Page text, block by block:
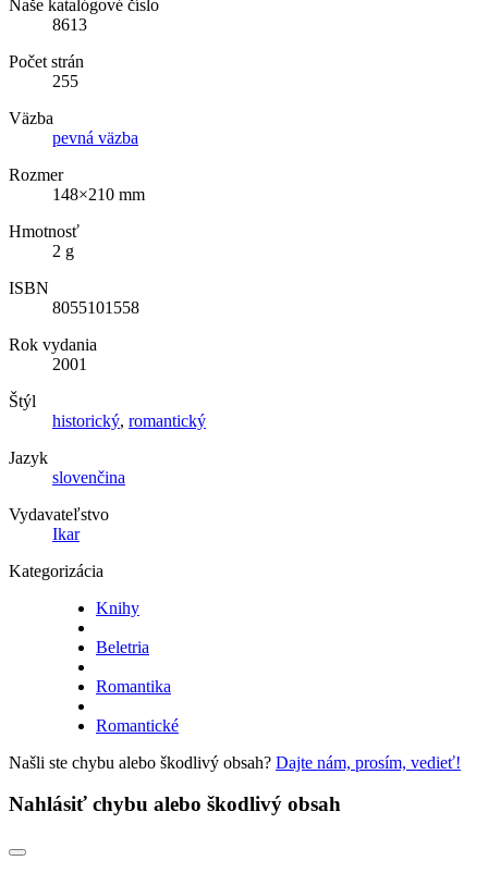
Naše katalógové číslo
8613
Počet strán
255
Väzba
pevná väzba
Rozmer
148×210 mm
Hmotnosť
2 g
ISBN
8055101558
Rok vydania
2001
Štýl
historický, romantický
Jazyk
slovenčina
Vydavateľstvo
Ikar
Kategorizácia
Knihy
Beletria
Romantika
Romantické
Našli ste chybu alebo škodlivý obsah? Dajte nám, prosím, vedieť!
Nahlásiť chybu alebo škodlivý obsah